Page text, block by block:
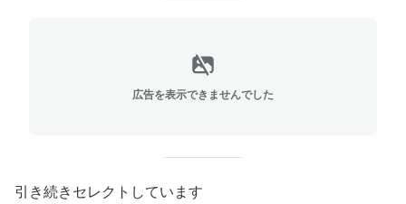
広告を表示できませんでした
引き続きセレクトしています